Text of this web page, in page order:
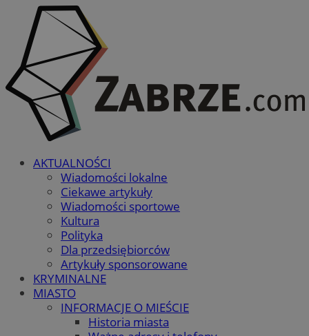
AKTUALNOŚCI
Wiadomości lokalne
Ciekawe artykuły
Wiadomości sportowe
Kultura
Polityka
Dla przedsiębiorców
Artykuły sponsorowane
KRYMINALNE
MIASTO
INFORMACJE O MIEŚCIE
Historia miasta